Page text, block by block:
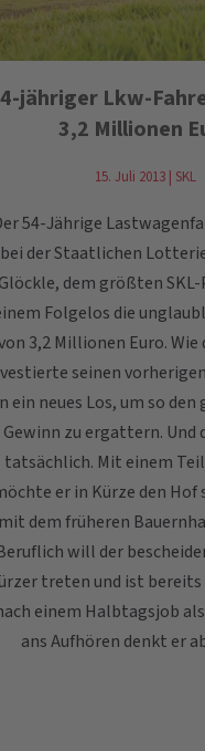
jähriger Lkw-
3,2 Millionen
15. Juli 2013 | SKL
54-Jährige
bei der Staatlichen
Glöckle, dem größten
Folgelos die
3,2 Millionen Euro. Wie
seinen
ein neues Los, um so
Gewinn zu ergattern. Und
tatsächlich. Mit einem Teil
er in Kürze den Hof
mit dem früheren
will der
treten und ist bereits
einem Halbtagsjob
ans Aufhören denkt er